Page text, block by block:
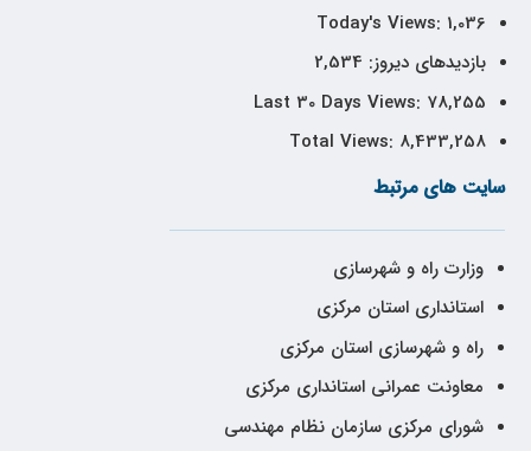
Today's Views: 1,036
بازدیدهای دیروز: 2,534
Last 30 Days Views: 78,255
Total Views: 8,433,258
سایت های مرتبط
وزارت راه و شهرسازی
استانداری استان مرکزی
راه و شهرسازی استان مرکزی
معاونت عمرانی استانداری مرکزی
شورای مرکزی سازمان نظام مهندسی